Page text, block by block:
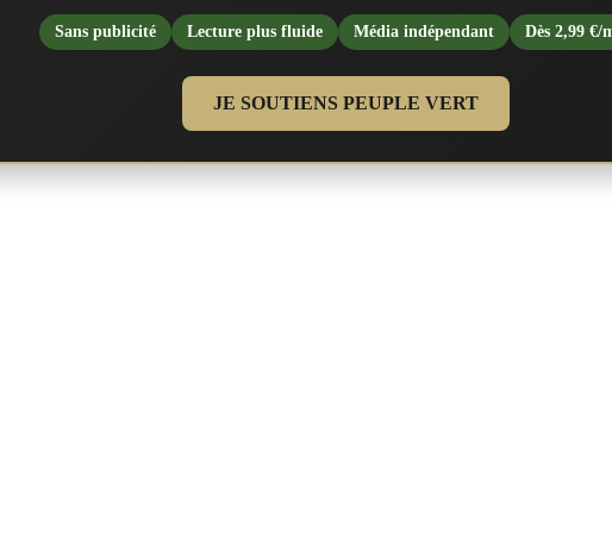
Sans publicité Lecture plus fluide Média indépendant Dès 2,99 €/
JE SOUTIENS PEUPLE VERT